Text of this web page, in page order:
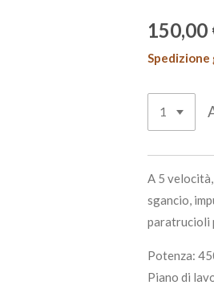
150,00
A 5
sgancio,
paratrucioli
Potenza:
Piano di